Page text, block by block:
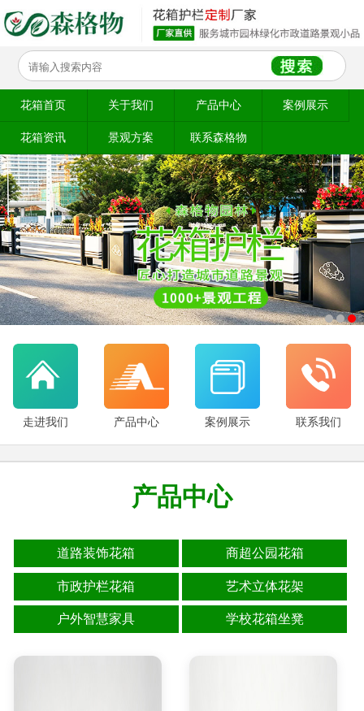
花箱首页 关于我们 产品中心 案例展示
花箱资讯 景观方案 联系森格物
走进我们 产品中心 案例展示 联系我们
产品中心
道路装饰花箱 商超公园花箱
市政护栏花箱 艺术立体花架
户外智慧家具 学校花箱坐凳